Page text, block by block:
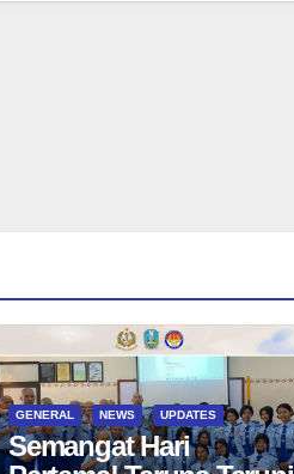
GENERAL NEWS UPDATES
Semangat Hari